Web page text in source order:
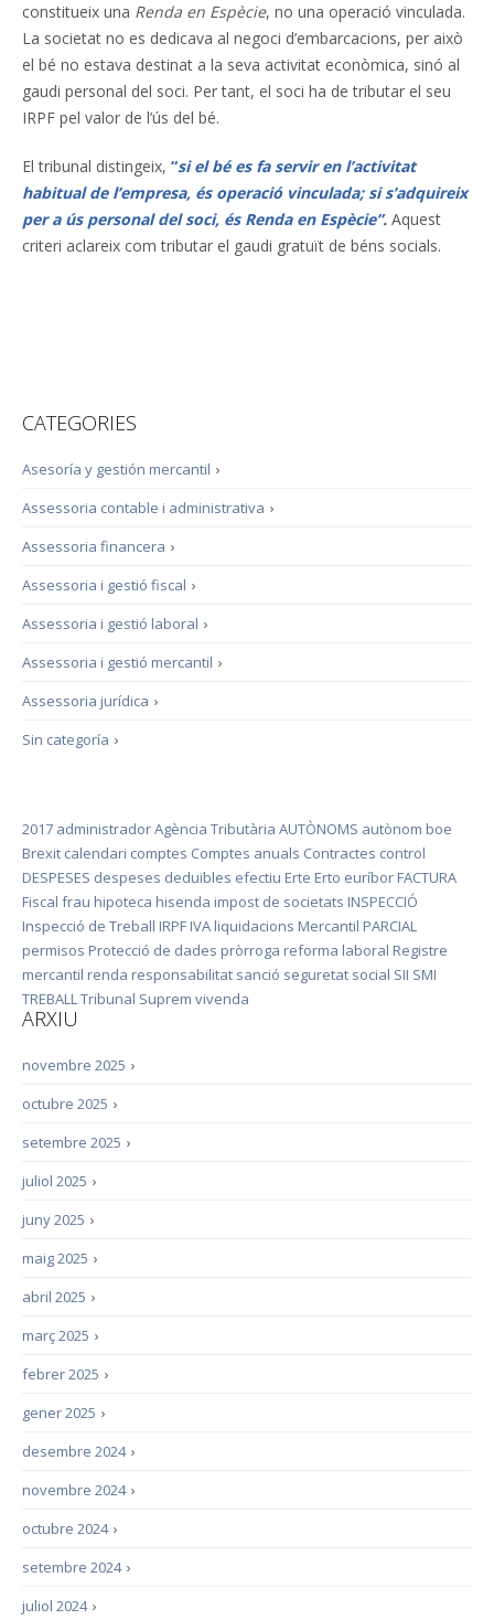
constitueix una Renda en Espècie, no una operació vinculada.
La societat no es dedicava al negoci d’embarcacions, per això
el bé no estava destinat a la seva activitat econòmica, sinó al
gaudi personal del soci. Per tant, el soci ha de tributar el seu
IRPF pel valor de l’ús del bé.
El tribunal distingeix, “si el bé es fa servir en l’activitat
habitual de l’empresa, és operació vinculada; si s’adquireix
per a ús personal del soci, és Renda en Espècie”. Aquest
criteri aclareix com tributar el gaudi gratuït de béns socials.
CATEGORIES
›
Asesoría y gestión mercantil
›
Assessoria contable i administrativa
›
Assessoria financera
›
Assessoria i gestió fiscal
›
Assessoria i gestió laboral
›
Assessoria i gestió mercantil
›
Assessoria jurídica
›
Sin categoría
2017 administradorAgència Tributària AUTÒNOMS autònom boe
Brexit calendari comptes Comptes anuals Contractes control
DESPESES despeses deduïbles efectiu Erte Erto euríbor FACTURA
Fiscal frau hipoteca hisenda impost de societats INSPECCIÓ
Inspecció de Treball IRPF IVA liquidacions Mercantil PARCIAL
permisos Protecció de dades pròrroga reforma laboral Registre
mercantil renda responsabilitat sanció seguretat social SII SMI
TREBALLTribunal Suprem vivenda
ARXIU
›
novembre 2025
›
octubre 2025
›
setembre 2025
›
juliol 2025
›
juny 2025
›
maig 2025
›
abril 2025
›
març 2025
›
febrer 2025
›
gener 2025
›
desembre 2024
›
novembre 2024
›
octubre 2024
›
setembre 2024
›
juliol 2024